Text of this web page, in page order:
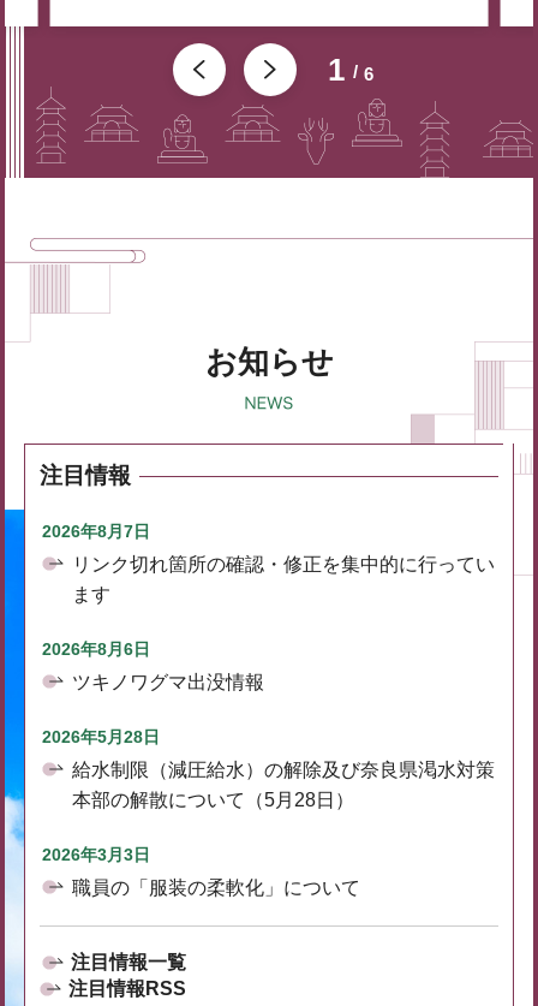
1 6
お知らせ
注目情報
2026年8月7日
リンク切れ箇所の確認・修正を集中的に行ってい
ます
2026年8月6日
ツキノワグマ出没情報
2026年5月28日
給水制限（減圧給水）の解除及び奈良県渇水対策
本部の解散について（5月28日）
2026年3月3日
職員の「服装の柔軟化」について
注目情報一覧
注目情報RSS